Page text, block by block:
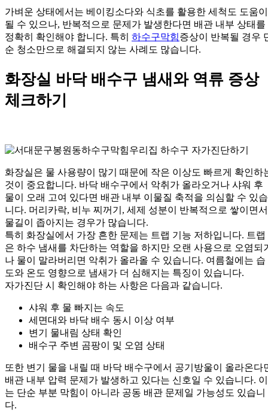
가벼운 상태에서는 베이킹소다와 식초를 활용한 세척도 도움이
될 수 있으나, 반복적으로 문제가 발생한다면 배관 내부 상태를
정확히 확인해야 합니다. 특히 하수구막힘증상이 반복될 경우
순 청소만으로 해결되지 않는 사례도 많습니다.
화장실 바닥 배수구 냄새와 역류 증상
체크하기
화장실은 물 사용량이 많기 때문에 작은 이상도 빠르게 확인하
것이 중요합니다. 바닥 배수구에서 악취가 올라오거나 샤워 후
물이 오래 고여 있다면 배관 내부 이물질 축적을 의심할 수 있습
니다. 머리카락, 비누 찌꺼기, 세제 성분이 반복적으로 쌓이면서
물길이 좁아지는 경우가 많습니다.
특히 화장실에서 가장 흔한 문제는 트랩 기능 저하입니다. 트랩
은 하수 냄새를 차단하는 역할을 하지만 오랜 사용으로 오염되
나 물이 말라버리면 악취가 올라올 수 있습니다. 여름철에는 습
도와 온도 영향으로 냄새가 더 심해지는 특징이 있습니다.
자가진단 시 확인해야 하는 사항은 다음과 같습니다.
샤워 후 물 빠지는 속도
세면대와 바닥 배수 동시 이상 여부
변기 물내림 상태 확인
배수구 주변 곰팡이 및 오염 상태
또한 변기 물을 내릴 때 바닥 배수구에서 공기방울이 올라온다
배관 내부 압력 문제가 발생하고 있다는 신호일 수 있습니다. 이
는 단순 부분 막힘이 아니라 공동 배관 문제일 가능성도 있습니
다.